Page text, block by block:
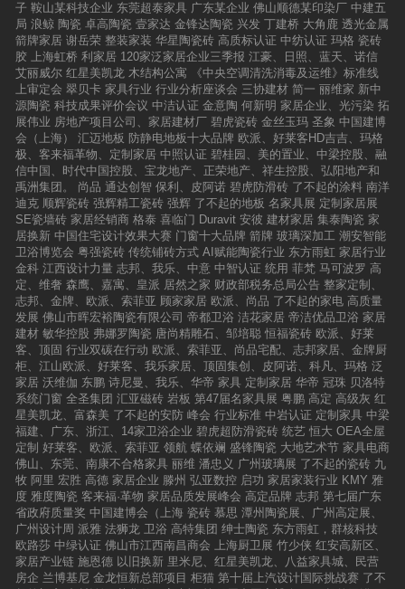
子 鞍山某科技企业 东莞超泰家具 广东某企业 佛山顺德某印染厂 中建五
局 浪鲸 陶瓷 卓高陶瓷 壹家达 金锋达陶瓷 兴发 丁建桥 大角鹿 透光金属
箭牌家居 谢岳荣 整装家装 华星陶瓷砖 高质标认证 中纺认证 玛格 瓷砖
胶 上海虹桥 利家居 120家泛家居企业三季报 江豪、日照、蓝天、诺信
艾丽威尔 红星美凯龙 木结构公寓
《中央空调清洗消毒及运维》标准线
上审定会 翠贝卡 家具行业 行业分析座谈会 三协建材 简一 丽维家 新中
源陶瓷 科技成果评价会议 中洁认证 金意陶 何新明 家居企业、光污染 拓
展伟业 房地产项目公司、家居建材厂 碧虎瓷砖 金丝玉玛 圣象 中国建博
会（上海）
汇迈地板 防静电地板十大品牌 欧派、好莱客HD吉吉、玛格
极、客来福革物、定制家居 中照认证 碧桂园、美的置业、中梁控股、融
信中国、时代中国控股、宝龙地产、正荣地产、祥生控股、弘阳地产和
禹洲集团。
尚品 通达创智 保利、皮阿诺 碧虎防滑砖 了不起的涂料 南洋
迪克 顺辉瓷砖 强辉精工瓷砖 强辉 了不起的地板 名家具展 定制家居展
SE瓷墙砖 家居经销商 格泰 喜临门 Duravit 安彼 建材家居 集泰陶瓷 家
居换新 中国住宅设计效果大赛 门窗十大品牌 箭牌 玻璃深加工 潮安智能
卫浴博览会 粤强瓷砖 传统铺砖方式 AI赋能陶瓷行业 东方雨虹 家居行业
金科 江西设计力量 志邦、我乐、中意 中智认证 统用 菲梵 马可波罗 高
定、维奢 森鹰、嘉寓、皇派 居然之家 财政部税务总局公告 整家定制、
志邦、金牌、欧派、索菲亚 顾家家居 欧派、尚品 了不起的家电 高质量
发展 佛山市晖宏裕陶瓷有限公司 帝都卫浴 洁花家居 帝洁优品卫浴 家居
建材 敏华控股 弗娜罗陶瓷 唐尚精雕石、邹培聪 恒福瓷砖 欧派、好莱
客、顶固 行业双碳在行动 欧派、索菲亚、尚品宅配、志邦家居、金牌厨
柜、江山欧派、好莱客、我乐家居、顶固集创、皮阿诺、科凡、玛格 泛
家居 沃维伽 东鹏 诗尼曼、我乐、华帝 家具 定制家居 华帝 冠珠 贝洛特
系统门窗 全圣集团 汇亚磁砖 岩板 第47届名家具展 粤鹏 高定 高级灰 红
星美凯龙、富森美 了不起的安防 峰会 行业标准 中岩认证 定制家具 中梁
福建、广东、浙江、14家卫浴企业 碧虎超防滑瓷砖 统艺 恒大 OEA全屋
定制 好莱客、欧派、索菲亚 领航 蝶依斓 盛锋陶瓷 大地艺术节 家具电商
佛山、东莞、南康不合格家具 丽维 潘忠义 广州玻璃展 了不起的瓷砖 九
牧 阿里 宏胜 高德 家居企业 滕州 弘亚数控 启功 家居家装行业 KMY 雅
度 雅度陶瓷 客来福·革物 家居品质发展峰会 高定品牌 志邦 第七届广东
省政府质量奖 中国建博会（上海 瓷砖 慕思 潭州陶瓷展、广州高定展、
广州设计周 派雅 法狮龙 卫浴 高特集团 绅士陶瓷 东方雨虹，群核科技
欧路莎 中绿认证 佛山市江西南昌商会 上海厨卫展 竹少侠 红安高新区、
家居产业链 施恩德 以旧换新 里米尼、红星美凯龙、八益家具城、民营
房企 兰博基尼 金龙恒新总部项目 柜猫 第十届上汽设计国际挑战赛 了不